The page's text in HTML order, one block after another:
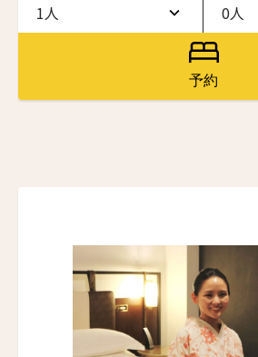
ONE GT Grand Cayman
ザ・キャベンディッシュ・ロンドン
ザ・バウアー
カステル・ボー・サイト
Castel Beau Site
ザ・グレース
1人
1人
0人
0人
6人
7人
予約